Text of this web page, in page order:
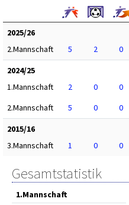
2025/26
2.Mannschaft
5 2 0
2024/25
1.Mannschaft
2 0 0
2.Mannschaft
5 0 0
2015/16
3.Mannschaft
1 0 0
Gesamtstatistik
1.Mannschaft